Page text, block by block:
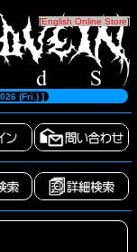
[English Online Store]
(Fri.) ]